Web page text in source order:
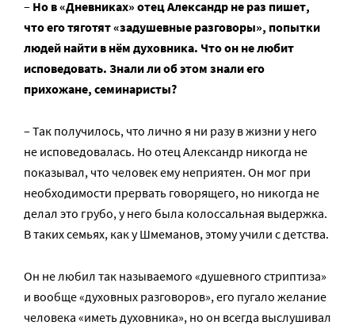
– Но в «Дневниках» отец Александр не раз пишет,
что его тяготят «задушевные разговоры», попытки
людей найти в нём духовника. Что он не любит
исповедовать. Знали ли об этом знали его
прихожане, семинаристы?
– Так получилось, что лично я ни разу в жизни у него
не исповедовалась. Но отец Александр никогда не
показывал, что человек ему неприятен. Он мог при
необходимости прервать говорящего, но никогда не
делал это грубо, у него была колоссальная выдержка.
В таких семьях, как у Шмеманов, этому учили с детства.
Он не любил так называемого «душевного стриптиза»
и вообще «духовных разговоров», его пугало желание
человека «иметь духовника», но он всегда выслушивал